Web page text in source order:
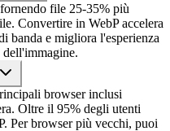
file 25-35% più
Convertire in WebP accelera
banda e migliora l'esperienza
dell'immagine.
browser inclusi
Oltre il 95% degli utenti
Per browser più vecchi, puoi